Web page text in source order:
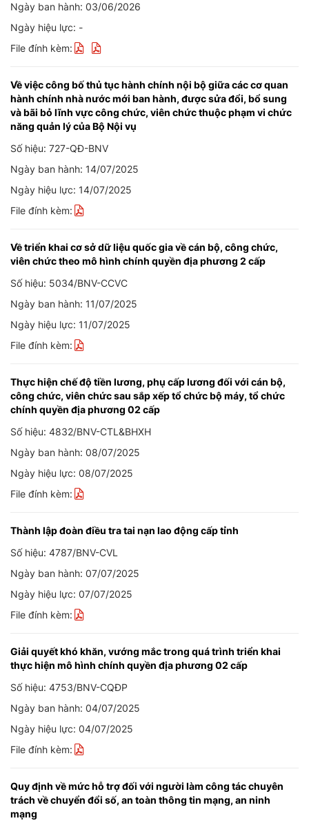
Ngày ban hành: 03/06/2026
Ngày hiệu lực: -
File đính kèm:
Về việc công bố thủ tục hành chính nội bộ giữa các cơ quan
hành chính nhà nước mới ban hành, được sửa đổi, bổ sung
và bãi bỏ lĩnh vực công chức, viên chức thuộc phạm vi chức
năng quản lý của Bộ Nội vụ
Số hiệu: 727-QĐ-BNV
Ngày ban hành: 14/07/2025
Ngày hiệu lực: 14/07/2025
File đính kèm:
Về triển khai cơ sở dữ liệu quốc gia về cán bộ, công chức,
viên chức theo mô hình chính quyền địa phương 2 cấp
Số hiệu: 5034/BNV-CCVC
Ngày ban hành: 11/07/2025
Ngày hiệu lực: 11/07/2025
File đính kèm:
Thực hiện chế độ tiền lương, phụ cấp lương đối với cán bộ,
công chức, viên chức sau sắp xếp tổ chức bộ máy, tổ chức
chính quyền địa phương 02 cấp
Số hiệu: 4832/BNV-CTL&BHXH
Ngày ban hành: 08/07/2025
Ngày hiệu lực: 08/07/2025
File đính kèm:
Thành lập đoàn điều tra tai nạn lao động cấp tỉnh
Số hiệu: 4787/BNV-CVL
Ngày ban hành: 07/07/2025
Ngày hiệu lực: 07/07/2025
File đính kèm:
Giải quyết khó khăn, vướng mắc trong quá trình triển khai
thực hiện mô hình chính quyền địa phương 02 cấp
Số hiệu: 4753/BNV-CQĐP
Ngày ban hành: 04/07/2025
Ngày hiệu lực: 04/07/2025
File đính kèm:
Quy định về mức hỗ trợ đối với người làm công tác chuyên
trách về chuyển đổi số, an toàn thông tin mạng, an ninh
mạng